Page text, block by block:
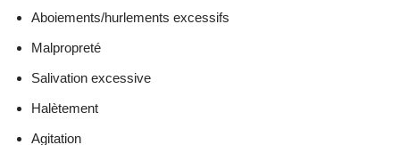
Aboiements/hurlements excessifs
Malpropreté
Salivation excessive
Halètement
Agitation